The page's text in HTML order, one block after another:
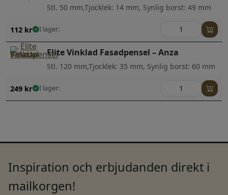
Stl. 50 mm,Tjocklek: 14 mm, Synlig borst: 49 mm
112 kr I lager:
Elite Vinklad Fasadpensel – Anza
Stl. 120 mm,Tjocklek: 35 mm, Synlig borst: 60 mm
249 kr I lager:
Inspiration och erbjudanden direkt i
mailkorgen!